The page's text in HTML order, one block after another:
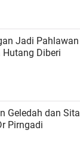
Jadi Pahlawan
Hutang Diberi
Geledah dan Sita
Pirngadi